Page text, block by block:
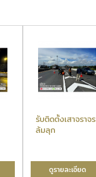
รับติดตั้งเสาจราจร
ล้มลุก
ดูรายละเอียด